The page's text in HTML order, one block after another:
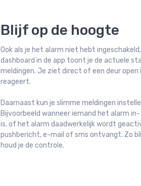
Blijf op de hoogte
Ook als je het alarm niet hebt
dashboard in de app toont je de actuele
meldingen. Je ziet direct of een deur open
reageert.
Daarnaast kun je slimme meldingen
Bijvoorbeeld wanneer iemand het alarm
is, of het alarm daadwerkelijk wordt
pushbericht, e-mail of sms ontvangt. Zo
houd je de controle.